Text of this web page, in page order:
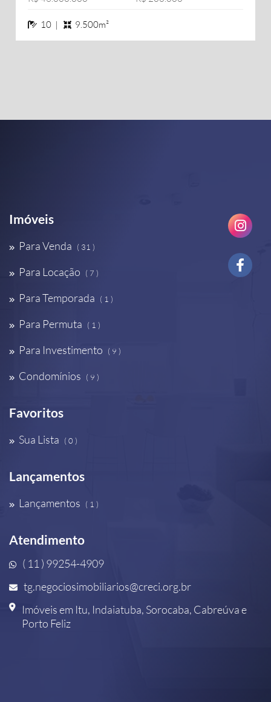
10 banheiros
10 | 9.500m²
Imóveis
Para Venda ( 31 )
Para Locação ( 7 )
Para Temporada ( 1 )
Para Permuta ( 1 )
Para Investimento ( 9 )
Condomínios ( 9 )
Favoritos
Sua Lista ( 0 )
Lançamentos
Lançamentos ( 1 )
Atendimento
( 11 ) 99254-4909
tg.negociosimobiliarios@creci.org.br
Imóveis em Itu, Indaiatuba, Sorocaba, Cabreúva e
Porto Feliz